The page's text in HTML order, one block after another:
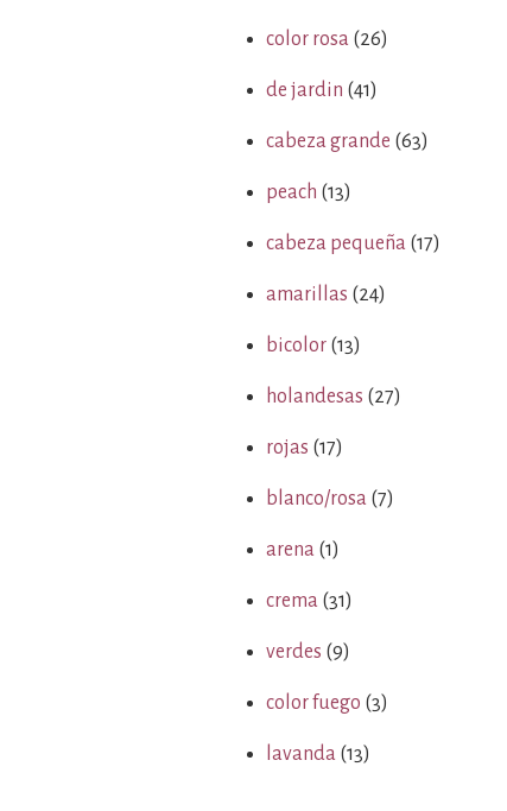
color rosa (26)
de jardin (41)
cabeza grande (63)
peach (13)
cabeza pequeña (17)
amarillas (24)
bicolor (13)
holandesas (27)
rojas (17)
blanco/rosa (7)
arena (1)
crema (31)
verdes (9)
color fuego (3)
lavanda (13)